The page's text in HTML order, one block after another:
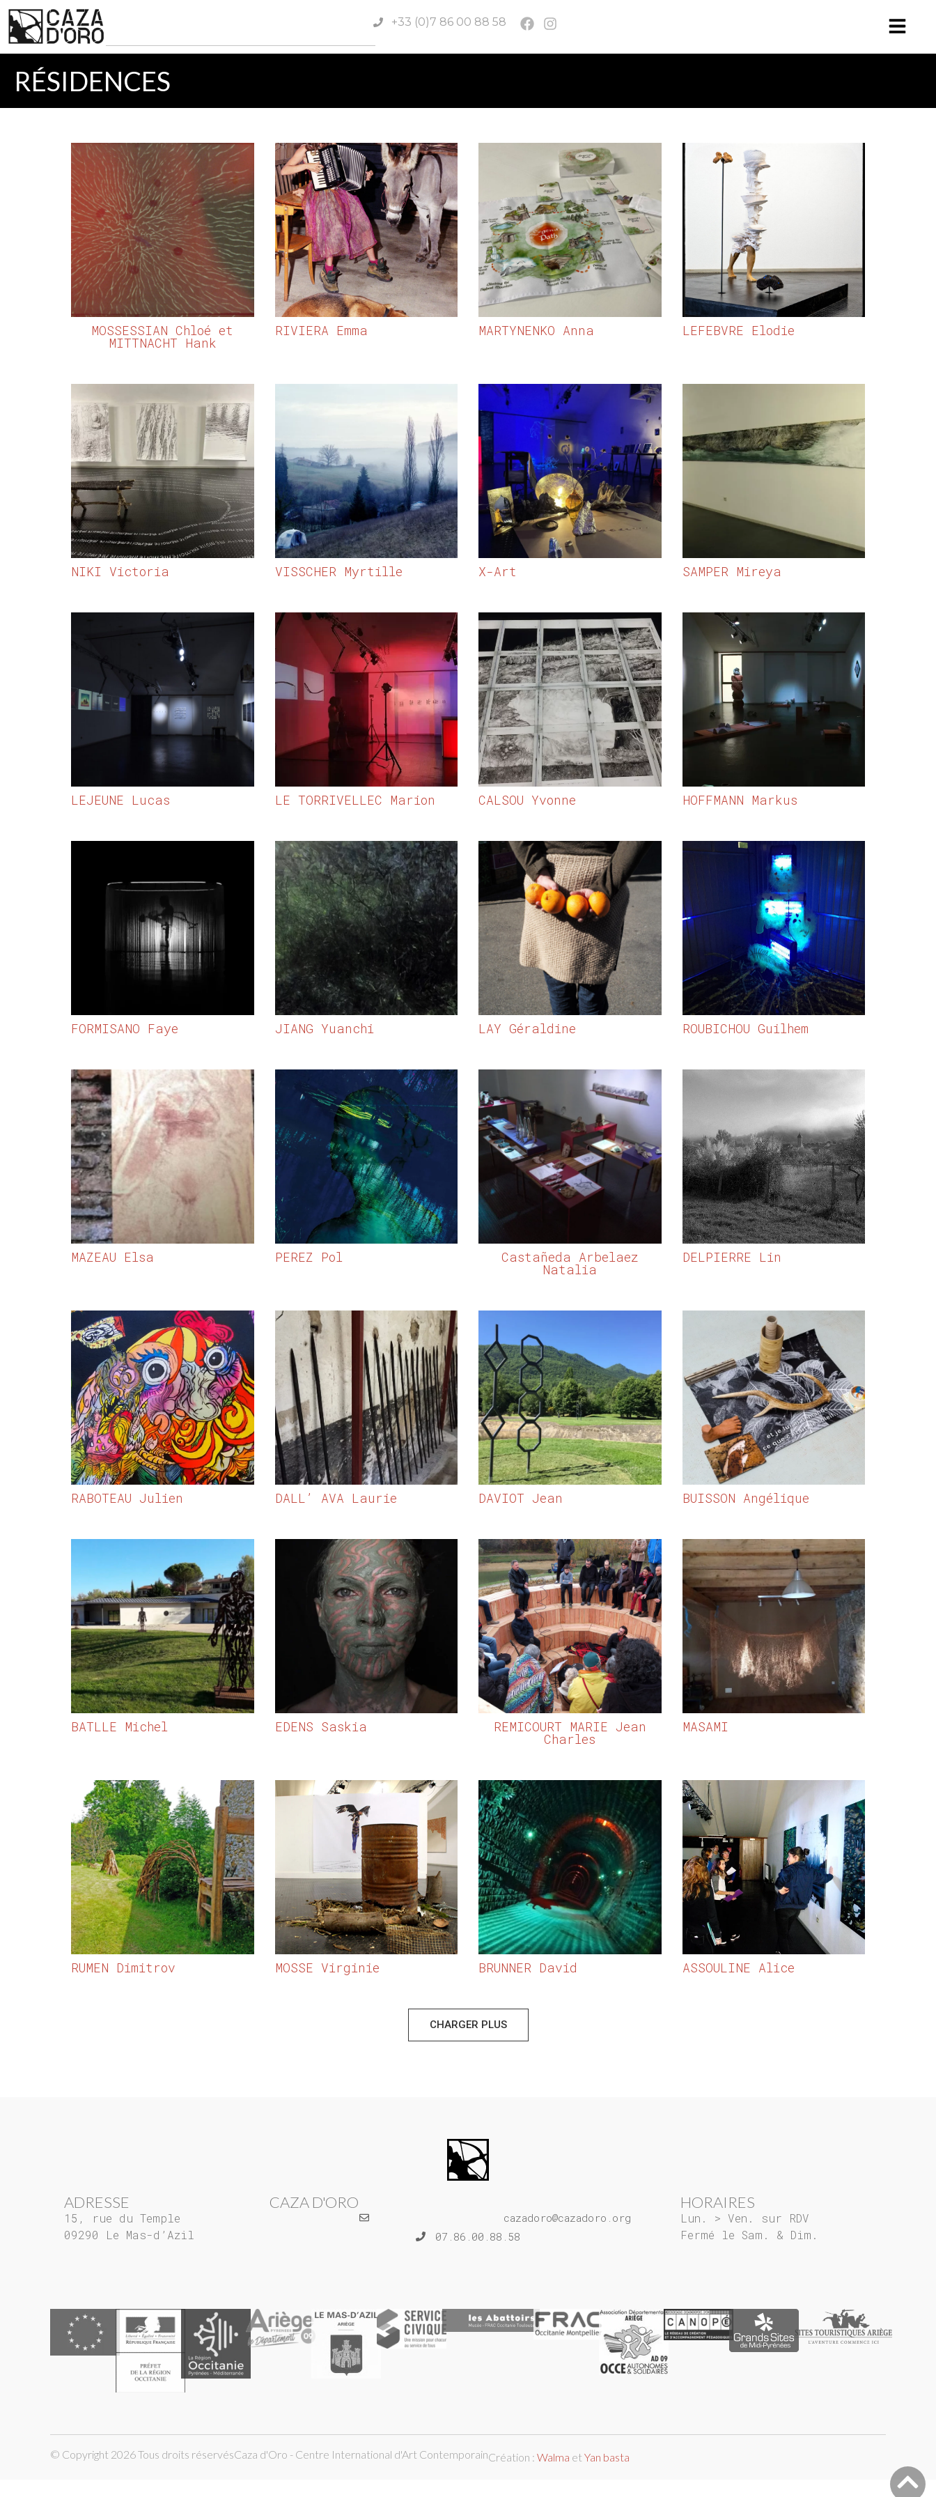
+33 (0)7 86 00 88 58
RÉSIDENCES
MOSSESSIAN Chloé et
MITTNACHT Hank
RIVIERA Emma MARTYNENKO Anna LEFEBVRE Elodie
NIKI Victoria VISSCHER Myrtille X-Art SAMPER Mireya
LEJEUNE Lucas LE TORRIVELLEC Marion CALSOU Yvonne HOFFMANN Markus
FORMISANO Faye JIANG Yuanchi LAY Géraldine ROUBICHOU Guilhem
MAZEAU Elsa PEREZ Pol Castañeda Arbelaez
Natalia
DELPIERRE Lin
RABOTEAU Julien DALL’ AVA Laurie DAVIOT Jean BUISSON Angélique
BATLLE Michel EDENS Saskia REMICOURT MARIE Jean
Charles
MASAMI
RUMEN Dimitrov MOSSE Virginie BRUNNER David ASSOULINE Alice
CHARGER PLUS
ADRESSE
15, rue du Temple
09290 Le Mas-d’Azil
CAZA D'ORO
cazadoro@cazadoro.org
07.86.00.88.58
HORAIRES
Lun. > Ven. sur RDV
Fermé le Sam. & Dim.
© Copyright 2026 Tous droits réservésCaza d'Oro - Centre International d'Art ContemporainCréation : Walma et Yan basta